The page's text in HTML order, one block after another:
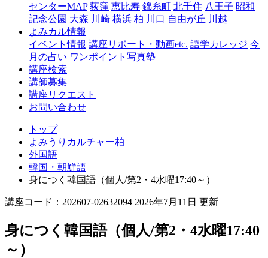
センターMAP 荻窪 恵比寿 錦糸町 北千住 八王子 昭和
記念公園 大森 川崎 横浜 柏 川口 自由が丘 川越
よみカル情報
イベント情報 講座リポート・動画etc. 語学カレッジ 今
月の占い ワンポイント写真塾
講座検索
講師募集
講座リクエスト
お問い合わせ
トップ
よみうりカルチャー柏
外国語
韓国・朝鮮語
身につく韓国語（個人/第2・4水曜17:40～）
講座コード：202607-02632094 2026年7月11日 更新
身につく韓国語（個人/第2・4水曜17:40
～）